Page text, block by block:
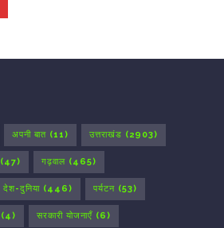
अपनी बात (11) उत्तराखंड (2903)
(47) गढ़वाल (465)
देश-दुनिया (446) पर्यटन (53)
(4) सरकारी योजनाएँ (6)